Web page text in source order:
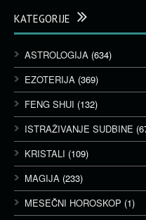
KATEGORIJE
ASTROLOGIJA (634)
EZOTERIJA (369)
FENG SHUI (132)
ISTRAŽIVANJE SUDBINE
KRISTALI (109)
MAGIJA (233)
MESEČNI HOROSKOP (1)